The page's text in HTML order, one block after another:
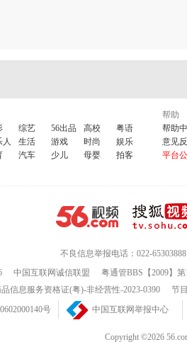
综艺 56出品 高校
粤语
人 生活 游戏 时尚
娱乐
汽车 少儿 母婴 拍客
帮助
帮助
意见
平台
不良信息举报电话：022-65303888
中国互联网诚信联盟
粤通管BBS【2009】
信息服务资格证(粤)-非经营性-2023-0390
节
号
中国互联网举报中心
Copyright ©2026